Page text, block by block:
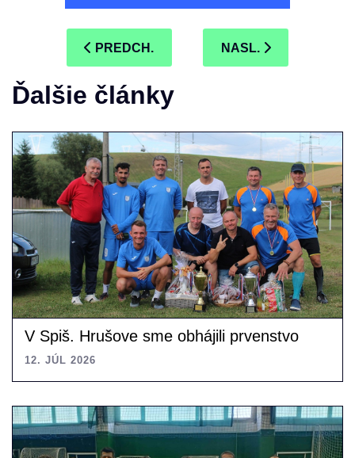
PREDCHÁDZAJÚCI ČLÁNOK:
PREDCH. NASLEDUJÚCI
NASL.
Ďalšie články
V Spiš. Hrušove sme obhájili prvenstvo
12. JÚL 2026